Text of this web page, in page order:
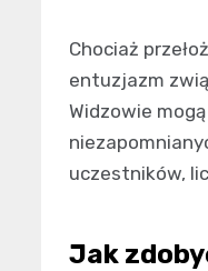
Chociaż
entuzjazm
Widzowie
uczestników,
Jak